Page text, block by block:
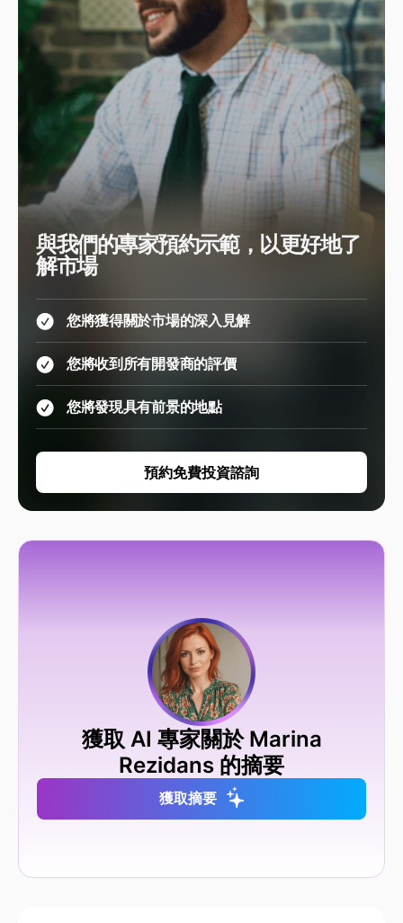
與我們的專家預約示範，以更好地了
解市場
您將獲得關於市場的深入見解
您將收到所有開發商的評價
您將發現具有前景的地點
預約免費投資諮詢
獲取 AI 專家關於 Marina
Rezidans 的摘要
獲取摘要